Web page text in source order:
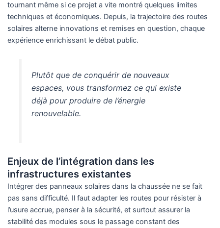
tournant même si ce projet a vite montré quelques limites
techniques et économiques. Depuis, la trajectoire des routes
solaires alterne innovations et remises en question, chaque
expérience enrichissant le débat public.
Plutôt que de conquérir de nouveaux
espaces, vous transformez ce qui existe
déjà pour produire de l’énergie
renouvelable.
Enjeux de l’intégration dans les
infrastructures existantes
Intégrer des panneaux solaires dans la chaussée ne se fait
pas sans difficulté. Il faut adapter les routes pour résister à
l’usure accrue, penser à la sécurité, et surtout assurer la
stabilité des modules sous le passage constant des